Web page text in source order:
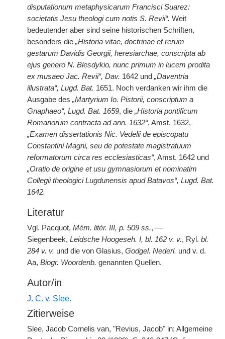
disputationum metaphysicarum Francisci Suarez:
societatis Jesu theologi cum notis S. Revii“. Weit
bedeutender aber sind seine historischen Schriften,
besonders die „Historia vitae, doctrinae et rerum
gestarum Davidis Georgii, heresiarchae, conscripta ab
ejus genero N. Blesdykio, nunc primum in lucem prodita
ex musaeo Jac. Revii“, Dav. 1642 und „Daventria
illustrata“, Lugd. Bat. 1651. Noch verdanken wir ihm die
Ausgabe des „Martyrium Io. Pistorii, conscriptum a
Gnaphaeo“, Lugd. Bat. 1659, die „Historia pontificum
Romanorum contracta ad ann. 1632“, Amst. 1632,
„Examen dissertationis Nic. Vedelii de episcopatu
Constantini Magni, seu de potestate magistratuum
reformatorum circa res ecclesiasticas“, Amst. 1642 und
„Oratio de origine et usu gymnasiorum et nominatim
Collegii theologici Lugdunensis apud Batavos“, Lugd. Bat.
1642.
Literatur
Vgl. Pacquot, Mém. litér. III, p. 509 ss., —
Siegenbeek, Leidsche Hoogeseh. I, bl. 162 v. v., Ryl. bl.
284 v. v. und die von Glasius, Godgel. Nederl. und v. d.
Aa, Biogr. Woordenb. genannten Quellen.
Autor/in
J. C. v. Slee.
Zitierweise
Slee, Jacob Cornelis van, "Revius, Jacob" in: Allgemeine